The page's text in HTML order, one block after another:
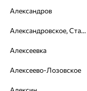
4 платежа
Нужна
Александров
Александровское, Ставропольский край
Алексеевка
Алексеево-Лозовское